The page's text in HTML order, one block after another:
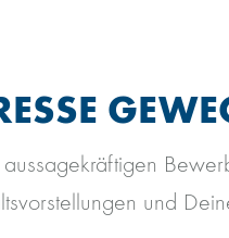
und